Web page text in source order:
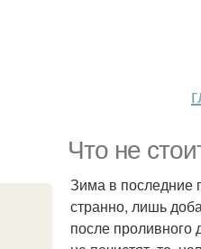
Что не
Зима в последние
странно, лишь
после проливного